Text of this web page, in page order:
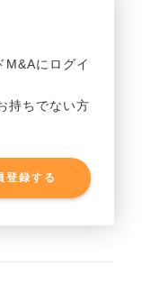
M&Aにログイ
持ちでない方
登録する